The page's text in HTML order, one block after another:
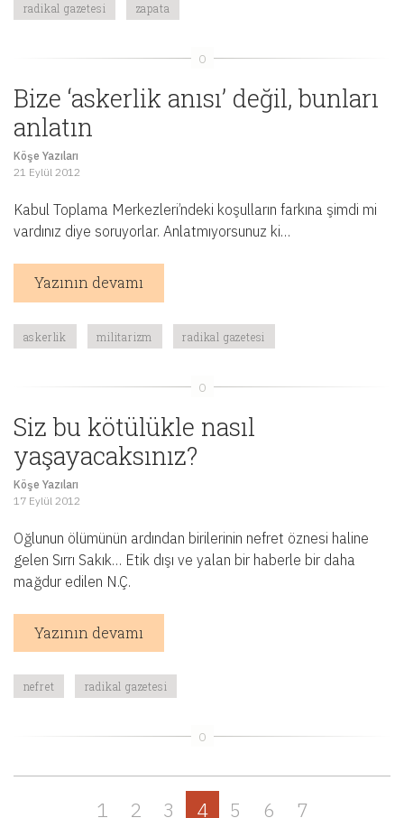
radikal gazetesi zapata
Bize ‘askerlik anısı’ değil, bunları
anlatın
Köşe Yazıları
21 Eylül 2012
Kabul Toplama Merkezleri’ndeki koşulların farkına şimdi mi
vardınız diye soruyorlar. Anlatmıyorsunuz ki…
Yazının devamı
askerlik militarizm radikal gazetesi
Siz bu kötülükle nasıl
yaşayacaksınız?
Köşe Yazıları
17 Eylül 2012
Oğlunun ölümünün ardından birilerinin nefret öznesi haline
gelen Sırrı Sakık… Etik dışı ve yalan bir haberle bir daha
mağdur edilen N.Ç.
Yazının devamı
nefret radikal gazetesi
1 2 3 4 5 6 7